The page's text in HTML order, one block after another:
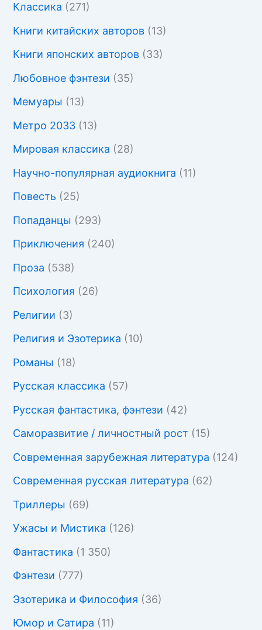
Классика (271)
Книги китайских авторов (13)
Книги японских авторов (33)
Любовное фэнтези (35)
Мемуары (13)
Метро 2033 (13)
Мировая классика (28)
Научно-популярная аудиокнига (11)
Повесть (25)
Попаданцы (293)
Приключения (240)
Проза (538)
Психология (26)
Религии (3)
Религия и Эзотерика (10)
Романы (18)
Русская классика (57)
Русская фантастика, фэнтези (42)
Саморазвитие / личностный рост (15)
Современная зарубежная литература (124)
Современная русская литература (62)
Триллеры (69)
Ужасы и Мистика (126)
Фантастика (1 350)
Фэнтези (777)
Эзотерика и Философия (36)
Юмор и Сатира (11)